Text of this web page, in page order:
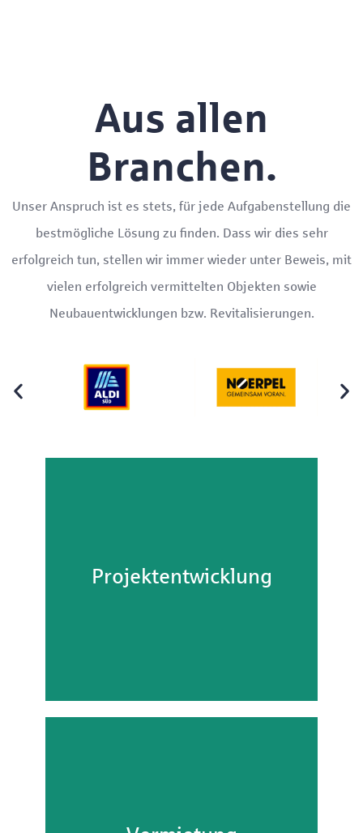
Referenzen.
Wir belegen was wir tun. Mit
Erfolg.
Referenzobjekte
Aus allen
Branchen.
Unser Anspruch ist es stets, für jede Aufgabenstellung die
bestmögliche Lösung zu finden. Dass wir dies sehr
erfolgreich tun, stellen wir immer wieder unter Beweis, mit
vielen erfolgreich vermittelten Objekten sowie
Neubauentwicklungen bzw. Revitalisierungen.
Projektentwicklung